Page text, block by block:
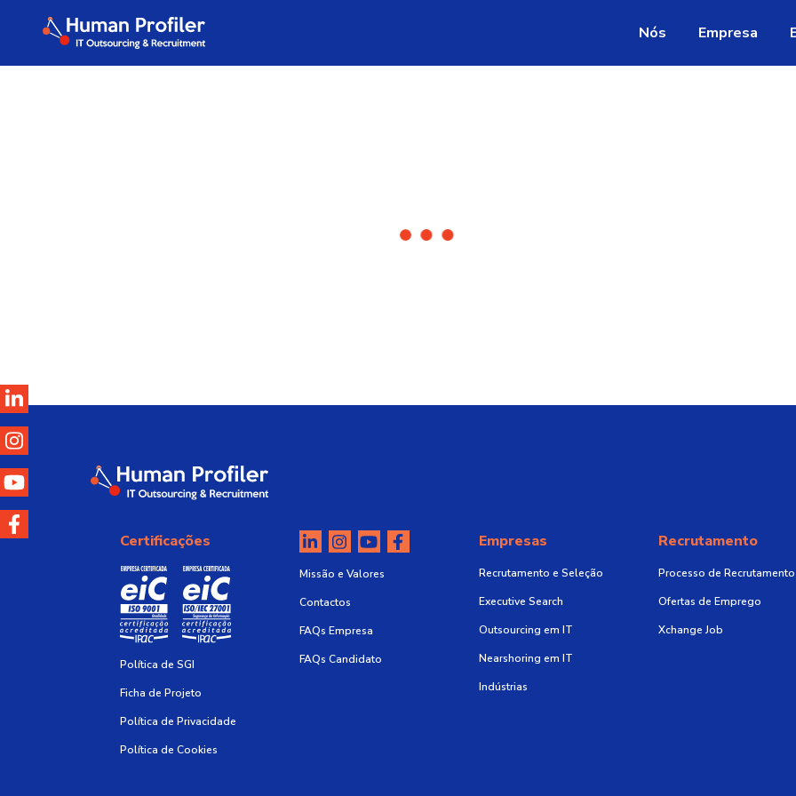
Nós Empresa
Certificações
Política de SGI
Ficha de Projeto
Política de Privacidade
Política de Cookies
Missão e Valores
Contactos
FAQs Empresa
FAQs Candidato
Empresas
Recrutamento e Seleção
Executive Search
Outsourcing em IT
Nearshoring em IT
Indústrias
Recrutamento
Processo de Recrutamento
Ofertas de Emprego
Xchange Job